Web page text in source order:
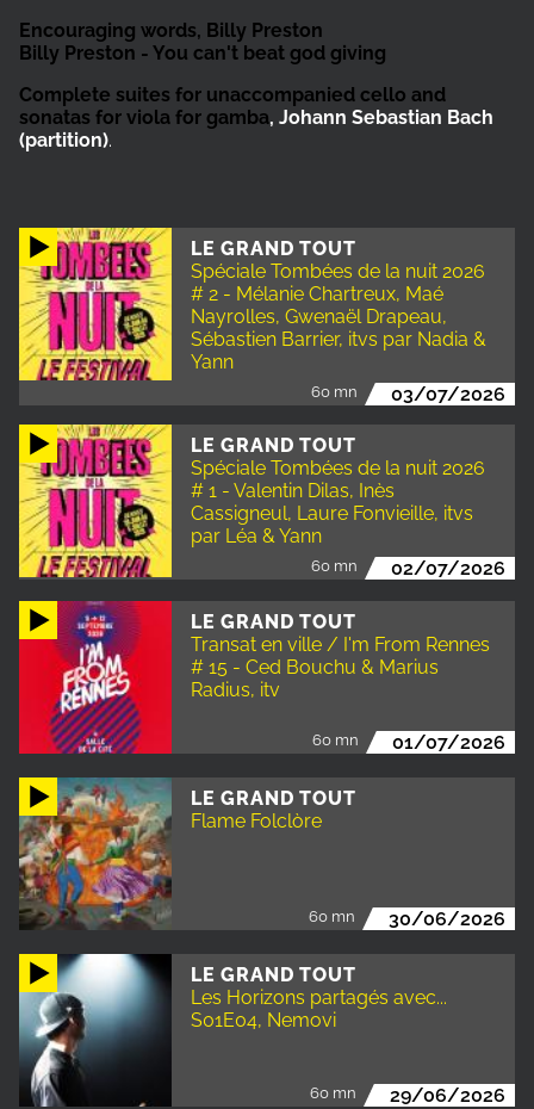
LE GRAND TOUT
Spéciale Tombées de la nuit 2026
# 2 - Mélanie Chartreux, Maé
Nayrolles, Gwenaël Drapeau,
Sébastien Barrier, itvs par Nadia &
Yann
60 mn 03/07/2026
LE GRAND TOUT
Spéciale Tombées de la nuit 2026
# 1 - Valentin Dilas, Inès
Cassigneul, Laure Fonvieille, itvs
par Léa & Yann
60 mn 02/07/2026
LE GRAND TOUT
Transat en ville / I'm From Rennes
# 15 - Ced Bouchu & Marius
Radius, itv
60 mn 01/07/2026
LE GRAND TOUT
Flame Folclòre
60 mn 30/06/2026
LE GRAND TOUT
Les Horizons partagés avec...
S01E04, Nemovi
60 mn 29/06/2026
Encouraging words, Billy Preston
Billy Preston - You can't beat god giving
Complete suites for unaccompanied cello and
sonatas for viola for gamba, Johann Sebastian Bach
(partition).